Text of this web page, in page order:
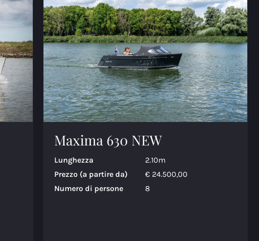
Maxima 630 NEW
Lunghezza
2.10m
Prezzo (a partire da)
€ 24.500,00
Numero di persone
8